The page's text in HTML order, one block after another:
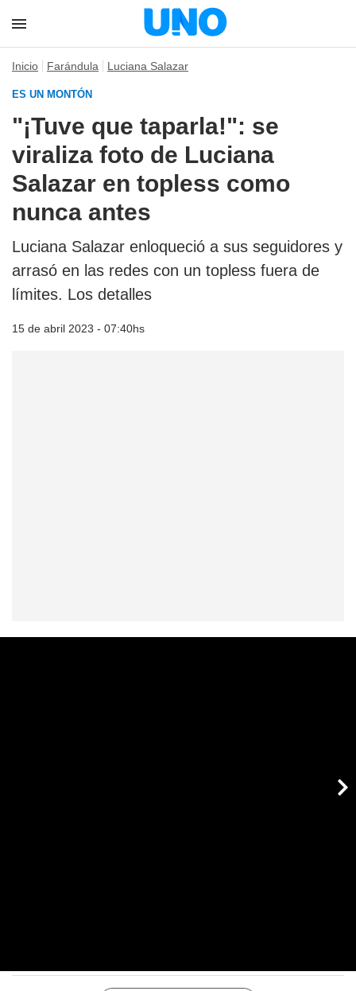
Inicio Farándula Luciana Salazar
ES UN MONTÓN
"¡Tuve que taparla!": se
viraliza foto de Luciana
Salazar en topless como
nunca antes
Luciana Salazar enloqueció a sus seguidores y
arrasó en las redes con un topless fuera de
límites. Los detalles
15 de abril 2023 - 07:40hs